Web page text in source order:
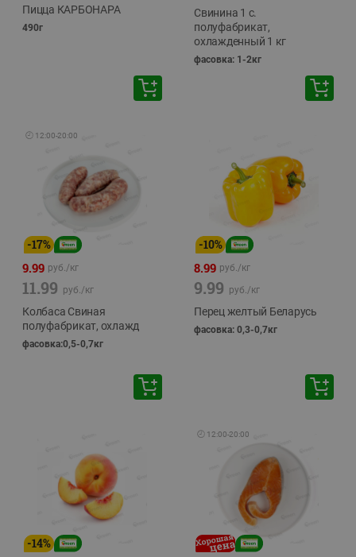
Пицца КАРБОНАРА
490г
Свинина 1 с.
полуфабрикат,
охлажденный 1 кг
фасовка: 1-2кг
🕘 12:00-20:00
-17%
9.99 руб./кг
11.99 руб./кг
Колбаса Свиная
полуфабрикат, охлажд
фасовка:0,5-0,7кг
-10%
8.99 руб./кг
9.99 руб./кг
Перец желтый Беларусь
фасовка: 0,3-0,7кг
-14%
🕘 12:00-20:00